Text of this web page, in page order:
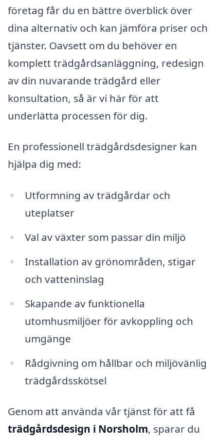
företag får du en bättre överblick över
dina alternativ och kan jämföra priser och
tjänster. Oavsett om du behöver en
komplett trädgårdsanläggning, redesign
av din nuvarande trädgård eller
konsultation, så är vi här för att
underlätta processen för dig.
En professionell trädgårdsdesigner kan
hjälpa dig med:
Utformning av trädgårdar och
uteplatser
Val av växter som passar din miljö
Installation av grönområden, stigar
och vatteninslag
Skapande av funktionella
utomhusmiljöer för avkoppling och
umgänge
Rådgivning om hållbar och miljövänlig
trädgårdsskötsel
Genom att använda vår tjänst för att få
trädgårdsdesign i Norsholm, sparar du